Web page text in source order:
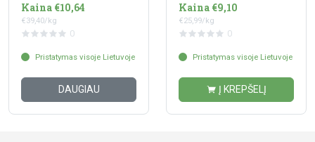
Kaina €10,64
€39,40/kg
0
Pristatymas visoje Lietuvoje
DAUGIAU
Kaina €9,10
€25,99/kg
0
Pristatymas visoje Lietuvoje
Į KREPŠELĮ